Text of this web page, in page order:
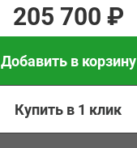
205 700 ₽
Добавить в корзину
Купить в 1 клик